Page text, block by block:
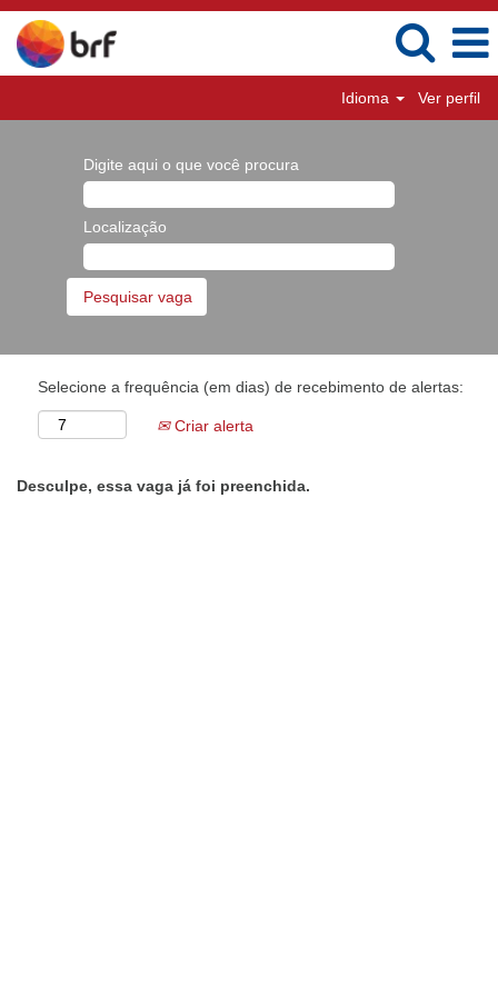
Idioma Ver perfil
Digite aqui o que você procura
Localização
Selecione a frequência (em dias) de recebimento de alertas:
Criar alerta
Desculpe, essa vaga já foi preenchida.